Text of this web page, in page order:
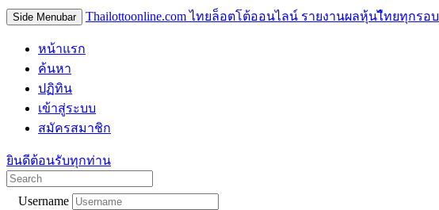
Side Menubar Thailottoonline.com ไทยล็อตโต้ออนไลน์ รายงานผลหุ้นไืทยทุกรอบ
หน้าแรก
ค้นหา
ปฏิทิน
เข้าสู่ระบบ
สมัครสมาชิก
ยินดีต้อนรับทุกท่าน
Username